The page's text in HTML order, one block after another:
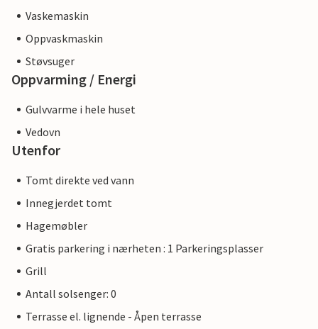
Vaskemaskin
Oppvaskmaskin
Støvsuger
Oppvarming / Energi
Gulvvarme i hele huset
Vedovn
Utenfor
Tomt direkte ved vann
Innegjerdet tomt
Hagemøbler
Gratis parkering i nærheten : 1 Parkeringsplasser
Grill
Antall solsenger: 0
Terrasse el. lignende - Åpen terrasse